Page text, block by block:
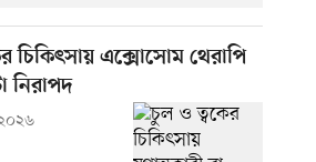
চিকিৎসায় এক্সোসোম থেরাপি
নিরাপদ